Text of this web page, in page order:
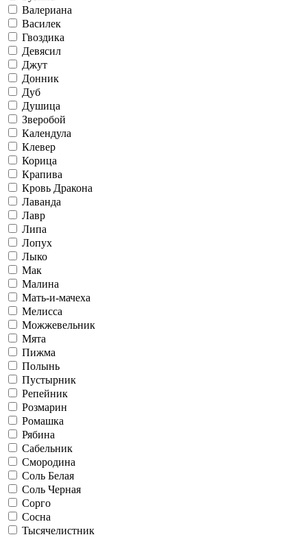
Валериана
Василек
Гвоздика
Девясил
Джут
Донник
Дуб
Душица
Зверобой
Календула
Клевер
Корица
Крапива
Кровь Дракона
Лаванда
Лавр
Липа
Лопух
Лыко
Мак
Малина
Мать-и-мачеха
Мелисса
Можжевельник
Мята
Пижма
Полынь
Пустырник
Репейник
Розмарин
Ромашка
Рябина
Сабельник
Смородина
Соль Белая
Соль Черная
Сорго
Сосна
Тысячелистник